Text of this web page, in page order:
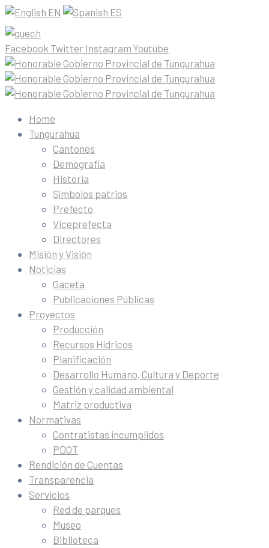
EN ES
Facebook Twitter Instagram Youtube
Home
Tungurahua
Cantones
Demografía
Historia
Símbolos patrios
Prefecto
Viceprefecta
Directores
Misión y Visión
Noticias
Gaceta
Publicaciones Públicas
Proyectos
Producción
Recursos Hídricos
Planificación
Desarrollo Humano, Cultura y Deporte
Gestión y calidad ambiental
Matriz productiva
Normativas
Contratistas incumplidos
PDOT
Rendición de Cuentas
Transparencia
Servicios
Red de parques
Museo
Biblioteca